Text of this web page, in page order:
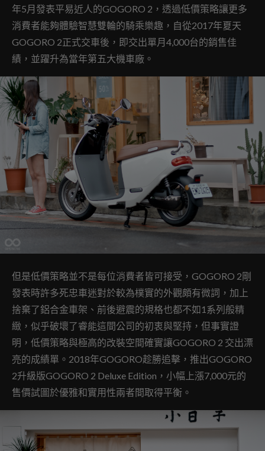
年5月發表平易近人的GOGORO 2，透過低價策略讓更多
消費者能夠體驗智慧雙輪的騎乘樂趣，自從2017年夏天
GOGORO 2正式交車後，即交出單月4,000台的銷售佳
績，並躍升為當年第五大機車廠。
但是低價策略並不是每位消費者皆可接受，GOGORO 2剛
發表時許多死忠車迷對於較為樸實的外觀頗有微詞，加上
捨棄了鋁合金車架、前後避震的規格也都不如1系列般精
緻，似乎破壞了睿能這間公司的初衷與堅持，但事實證
明，低價策略與極高的改裝空間確實讓GOGORO 2 交出漂
亮的成績單。2018年GOGORO趁勝追擊，推出GOGORO
2升級版GOGORO 2 Deluxe Edition，小幅上漲7,000元的
售價試圖於優雅和實用性兩者間取得平衡。